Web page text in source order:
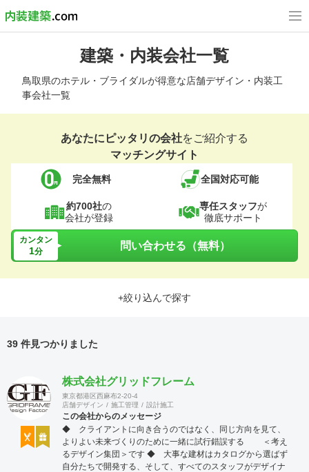
建築・内装会社一覧
鳥取県のホテル・ブライダルが得意な店舗デザイン・内装工
事会社一覧
あなたにピッタリの会社をご紹介する
マッチングサイト
完全無料 全国対応可能
約700社の
会社が登録
専任スタッフが
徹底サポート
カンタン
1分 問い合わせる（無料）
+絞り込んで探す
39 件見つかりました
株式会社グリッドフレーム
東京都港区西麻布2-20-4
店舗デザイン
施工管理 設計施工
この会社からのメッセージ
◆ クライアントに向き合うのではなく、同じ方向を見て、
よりよい未来づくりのために一緒に試行錯誤する ＜考え
るデザイン集団＞です ◆ 大事な建材はカタログから選ばず
自分たちで開発する、そして、すべてのスタッフがデザイナ